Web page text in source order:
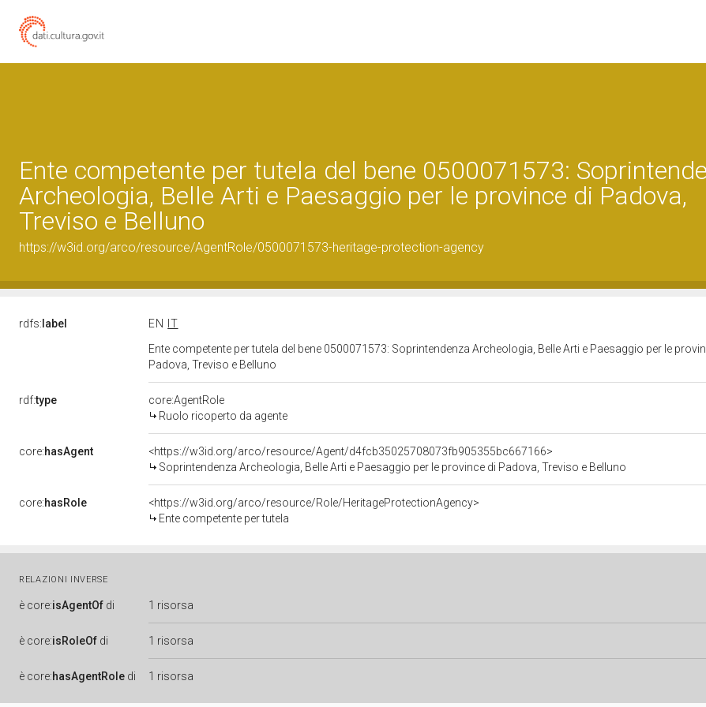
Ente competente per tutela del bene 0500071573:
Archeologia, Belle Arti e Paesaggio per le province di Padova,
Treviso e Belluno
https://w3id.org/arco/resource/AgentRole/0500071573-heritage-protection-agency
rdfs: label EN
IT
Ente competente per tutela del bene 0500071573: Soprintendenza Archeologia, Belle Arti e Paesaggio per le
Padova, Treviso e Belluno
rdf:type
core:AgentRole
Ruolo ricoperto da agente
core:hasAgent
<https://w3id.org/arco/resource/Agent/d4fcb35025708073fb905355bc667166>
Soprintendenza Archeologia, Belle Arti e Paesaggio per le province di Padova, Treviso e Belluno
core:hasRole
<https://w3id.org/arco/resource/Role/HeritageProtectionAgency>
Ente competente per tutela
RELAZIONI INVERSE
è core:isAgentOf di 1 risorsa
è core:isRoleOf di 1 risorsa
è core:hasAgentRole di 1 risorsa